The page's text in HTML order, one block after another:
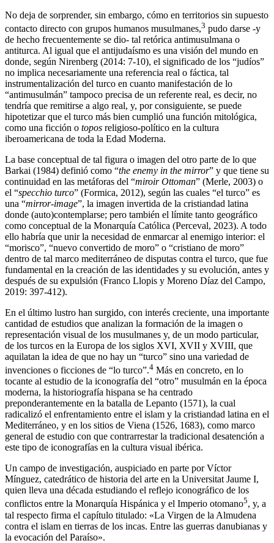
No deja de sorprender, sin embargo, cómo en territorios sin supuesto
contacto directo con grupos humanos musulmanes,3 pudo darse -y
de hecho frecuentemente se dio- tal retórica antimusulmana o
antiturca. Al igual que el antijudaísmo es una visión del mundo en
donde, según Nirenberg (2014: 7-10), el significado de los “judíos”
no implica necesariamente una referencia real o fáctica, tal
instrumentalización del turco en cuanto manifestación de lo
“antimusulmán” tampoco precisa de un referente real, es decir, no
tendría que remitirse a algo real, y, por consiguiente, se puede
hipotetizar que el turco más bien cumplió una función mitológica,
como una ficción o topos religioso-político en la cultura
iberoamericana de toda la Edad Moderna.
La base conceptual de tal figura o imagen del otro parte de lo que
Barkai (1984) definió como “the enemy in the mirror” y que tiene su
continuidad en las metáforas del “miroir Ottoman” (Merle, 2003) o
el “specchio turco” (Formica, 2012), según las cuales “el turco” es
una “mirror-image”, la imagen invertida de la cristiandad latina
donde (auto)contemplarse; pero también el límite tanto geográfico
como conceptual de la Monarquía Católica (Perceval, 2023). A todo
ello habría que unir la necesidad de enmarcar al enemigo interior: el
“morisco”, “nuevo convertido de moro” o “cristiano de moro”
dentro de tal marco mediterráneo de disputas contra el turco, que fue
fundamental en la creación de las identidades y su evolución, antes y
después de su expulsión (Franco Llopis y Moreno Díaz del Campo,
2019: 397-412).
En el último lustro han surgido, con interés creciente, una importante
cantidad de estudios que analizan la formación de la imagen o
representación visual de los musulmanes y, de un modo particular,
de los turcos en la Europa de los siglos XVI, XVII y XVIII, que
aquilatan la idea de que no hay un “turco” sino una variedad de
invenciones o ficciones de “lo turco”.4 Más en concreto, en lo
tocante al estudio de la iconografía del “otro” musulmán en la época
moderna, la historiografía hispana se ha centrado
preponderantemente en la batalla de Lepanto (1571), la cual
radicalizó el enfrentamiento entre el islam y la cristiandad latina en el
Mediterráneo, y en los sitios de Viena (1526, 1683), como marco
general de estudio con que contrarrestar la tradicional desatención a
este tipo de iconografías en la cultura visual ibérica.
Un campo de investigación, auspiciado en parte por Víctor
Mínguez, catedrático de historia del arte en la Universitat Jaume I,
quien lleva una década estudiando el reflejo iconográfico de los
conflictos entre la Monarquía Hispánica y el Imperio otomano5, y, a
tal respecto firma el capítulo titulado: «La Virgen de la Almudena
contra el islam en tierras de los incas. Entre las guerras danubianas y
la evocación del Paraíso».